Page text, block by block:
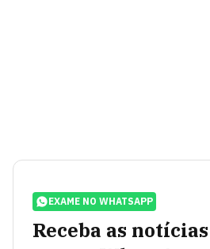
EXAME NO WHATSAPP
Receba as